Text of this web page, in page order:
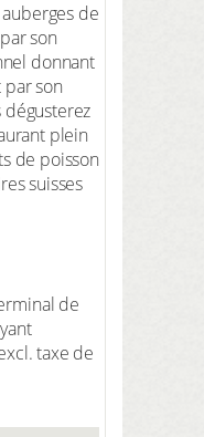
de
son
donnant
son
dégusterez
plein
de poisson
suisses
de
taxe de